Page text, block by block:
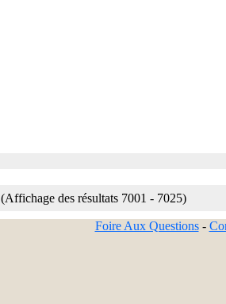
(Affichage des résultats 7001 - 7025)
Foire Aux Questions-